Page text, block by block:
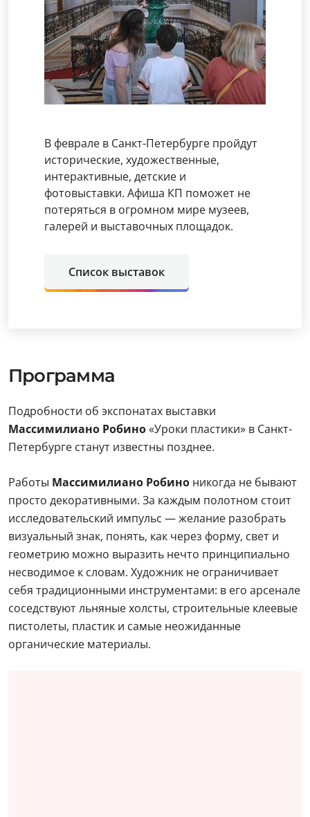
В феврале в Санкт-Петербурге пройдут
исторические, художественные,
интерактивные, детские и
фотовыставки. Афиша КП поможет не
потеряться в огромном мире музеев,
галерей и выставочных площадок.
Список выставок
Программа
Подробности об экспонатах выставки
Массимилиано Робино«Уроки пластики» в Санкт-
Петербурге станут известны позднее.
Работы Массимилиано Робино никогда не бывают
просто декоративными. За каждым полотном стоит
исследовательский импульс — желание разобрать
визуальный знак, понять, как через форму, свет и
геометрию можно выразить нечто принципиально
несводимое к словам. Художник не ограничивает
себя традиционными инструментами: в его арсенале
соседствуют льняные холсты, строительные клеевые
пистолеты, пластик и самые неожиданные
органические материалы.